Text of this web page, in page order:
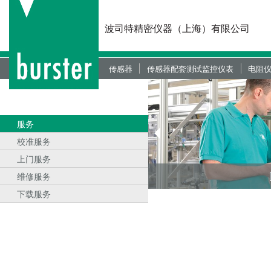
波司特精密仪器（上海）有限公司
传感器
位移传感器
液压/气压传感器
传感器配套测试监控仪表
现场总线控制器
过程控制仪器
便携式测试仪器
显示仪器（镶嵌版和桌面版）
放大器和变送器模块
电阻
动力
数字
装配
压力
绝缘
服务
校准服务
上门服务
维修服务
下载服务